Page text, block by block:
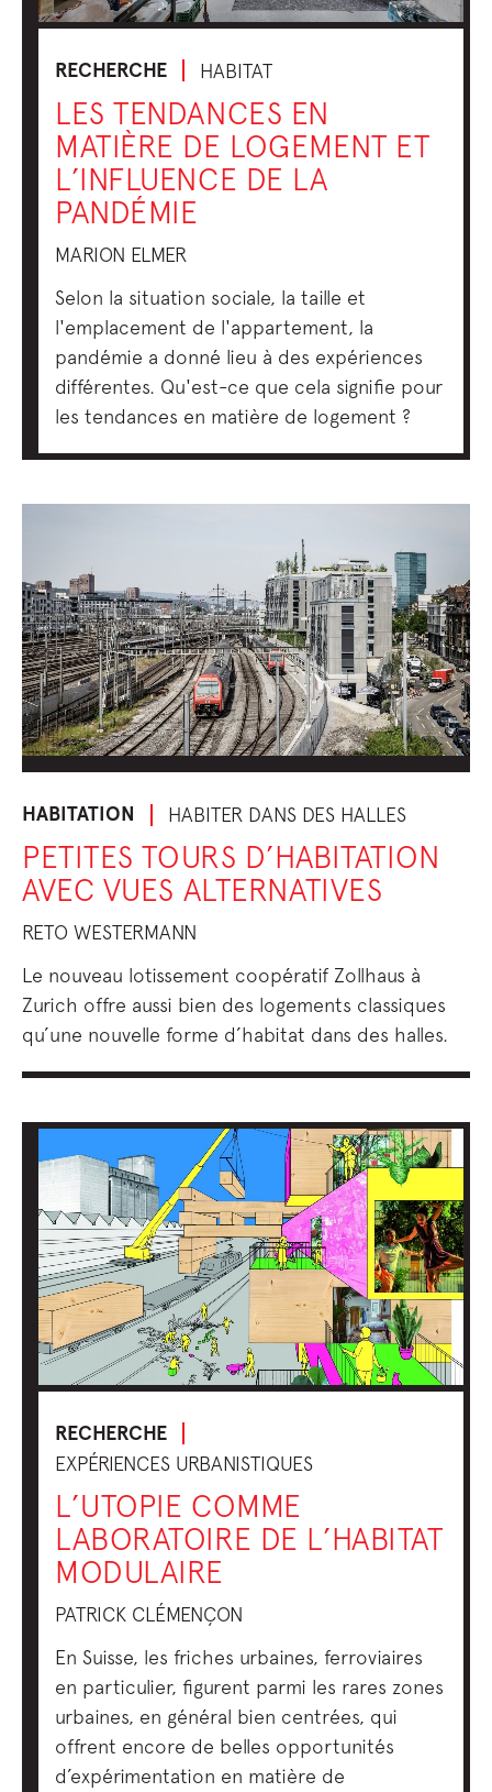
RECHERCHE HABITAT
LES TENDANCES EN
MATIÈRE DE LOGEMENT ET
L’INFLUENCE DE LA
PANDÉMIE
MARION ELMER
Selon la situation sociale, la taille et
l'emplacement de l'appartement, la
pandémie a donné lieu à des expériences
différentes. Qu'est-ce que cela signifie pour
les tendances en matière de logement ?
HABITATION HABITER DANS DES HALLES
PETITES TOURS D’HABITATION
AVEC VUES ALTERNATIVES
RETO WESTERMANN
Le nouveau lotissement coopératif Zollhaus à
Zurich offre aussi bien des logements classiques
qu’une nouvelle forme d’habitat dans des halles.
RECHERCHE
EXPÉRIENCES URBANISTIQUES
L’UTOPIE COMME
LABORATOIRE DE L’HABITAT
MODULAIRE
PATRICK CLÉMENÇON
En Suisse, les friches urbaines, ferroviaires
en particulier, figurent parmi les rares zones
urbaines, en général bien centrées, qui
offrent encore de belles opportunités
d’expérimentation en matière de